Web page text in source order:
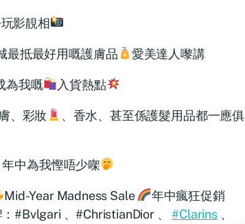
影靚相
最抵最好用嘅護膚品 愛美達人嚟講
為我嘅 入貨熱點
、彩妝
、香水、甚至係護髮用品都一應俱
中為我慳唔少㗎
Mid-Year Madness Sale
年中瘋狂促銷
：#Bvlgari 、#ChristianDior 、#Clarins、